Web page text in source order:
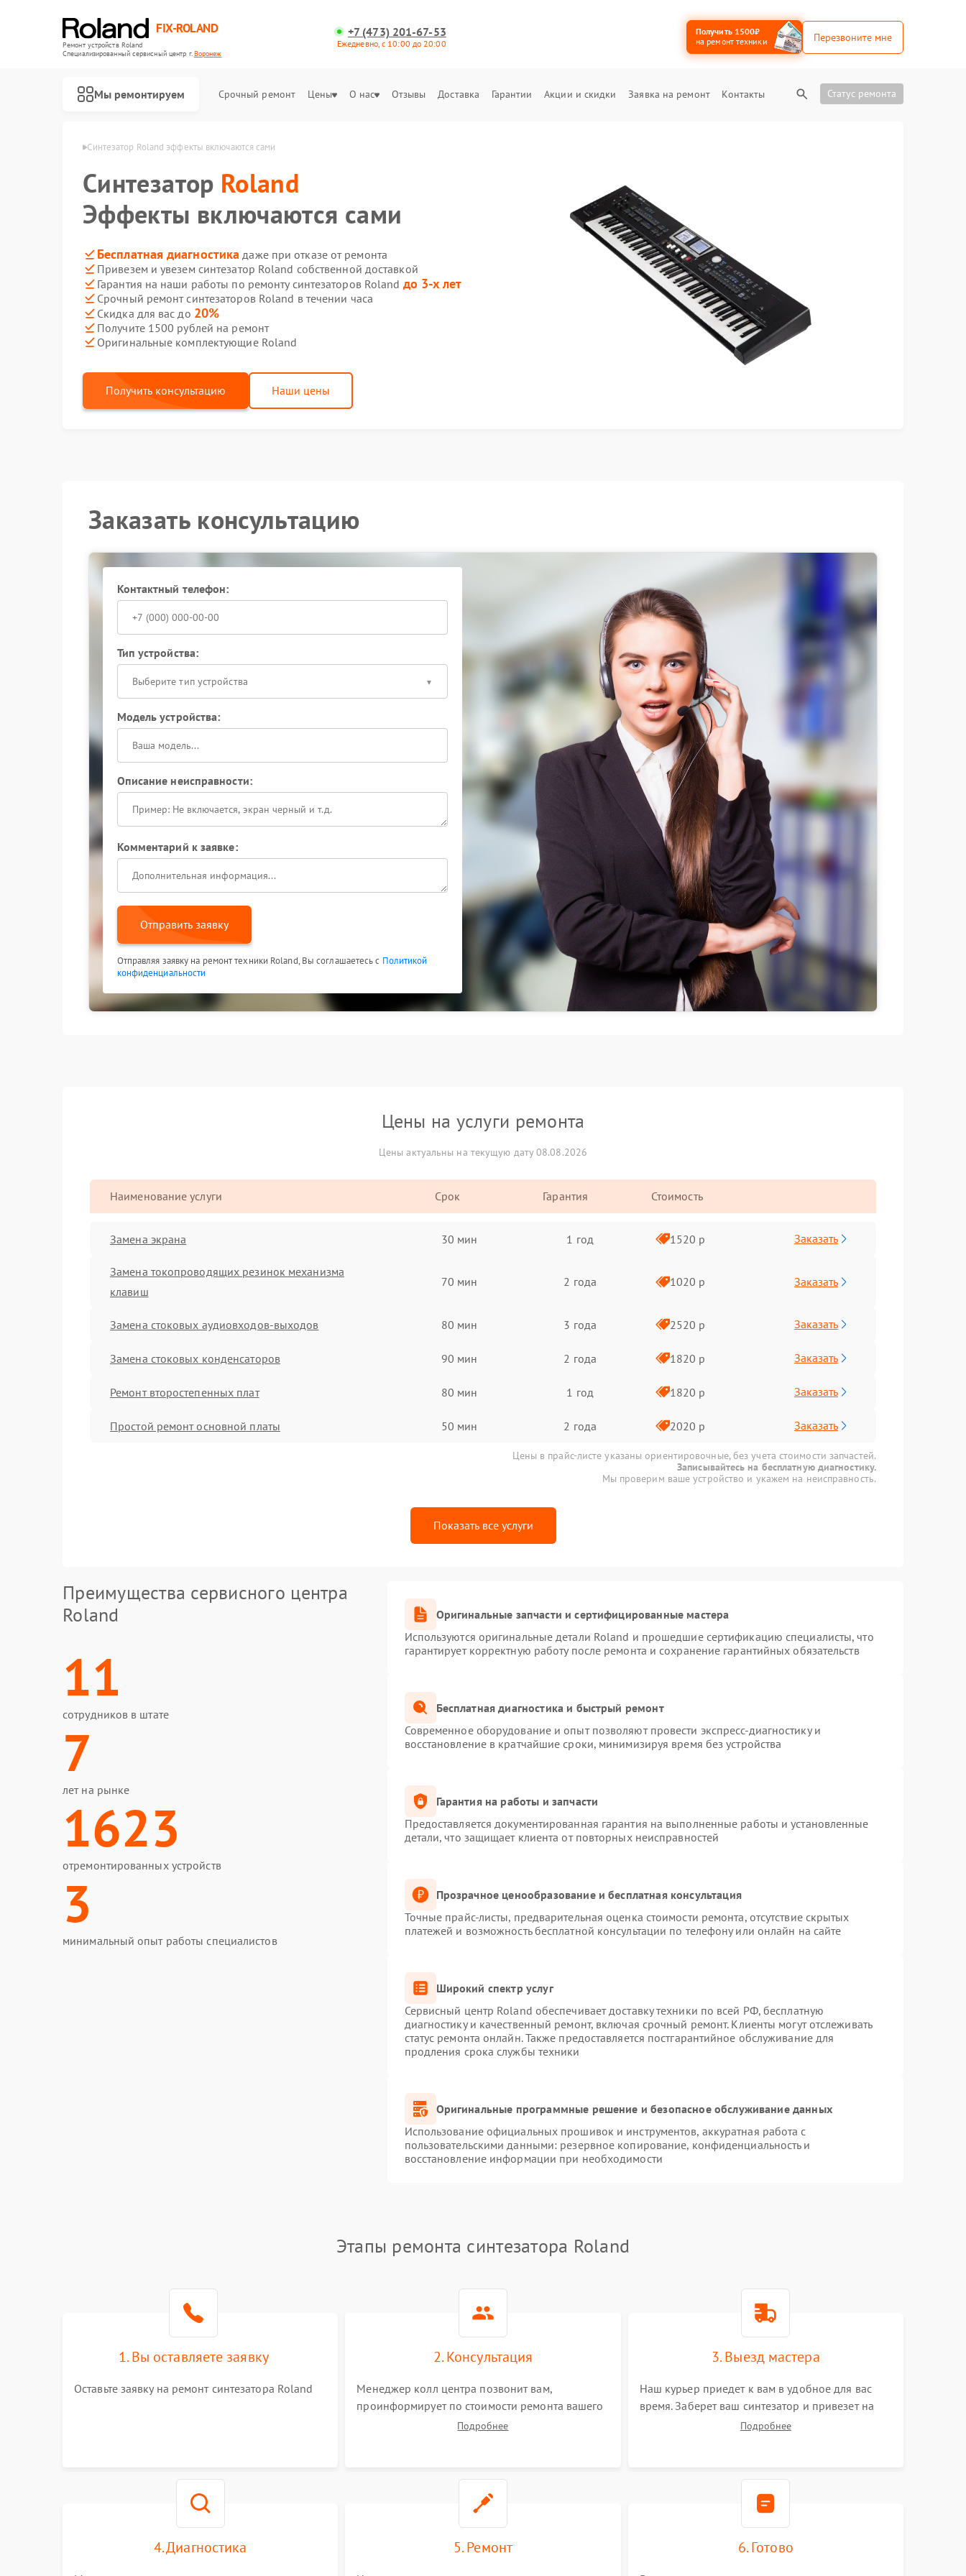
FIX-ROLAND
Ремонт устройств Roland
Специализированный cервисный центр г.Воронеж
+7 (473) 201-67-53
Ежедневно, с 10:00 до 20:00
Получить 1500₽
на ремонт техники
Перезвоните мне
Мы ремонтируем Срочный ремонт Цены О нас Отзывы Доставка Гарантии Акции и скидки Заявка на ремонт Контакты Статус ремонта
Roland в Воронеже Синтезатор Roland эффекты включаются сами
Синтезатор Roland
Эффекты включаются сами
Бесплатная диагностика даже при отказе от ремонта
Привезем и увезем синтезатор Roland собственной доставкой
Гарантия на наши работы по ремонту синтезаторов Roland до 3-х лет
Срочный ремонт синтезаторов Roland в течении часа
Скидка для вас до 20%
Получите 1500 рублей на ремонт
Оригинальные комплектующие Roland
Получить консультацию Наши цены
Заказать консультацию
Контактный телефон:
Тип устройства:
Выберите тип устройства
Модель устройства:
Описание неисправности:
Комментарий к заявке:
Отправить заявку
Отправляя заявку на ремонт техники Roland, Вы соглашаетесь с Политикой
конфиденциальности
Цены на услуги ремонта
Цены актуальны на текущую дату 08.08.2026
Наименование услуги Срок Гарантия Стоимость
Замена экрана 30 мин 1 год 1520 р Заказать
Замена токопроводящих резинок механизма
клавиш
70 мин 2 года 1020 р Заказать
Замена стоковых аудиовходов-выходов 80 мин 3 года 2520 р Заказать
Замена стоковых конденсаторов 90 мин 2 года 1820 р Заказать
Ремонт второстепенных плат 80 мин 1 год 1820 р Заказать
Простой ремонт основной платы 50 мин 2 года 2020 р Заказать
Цены в прайс-листе указаны ориентировочные, без учета стоимости запчастей.
Записывайтесь на бесплатную диагностику.
Мы проверим ваше устройство и укажем на неисправность.
Показать все услуги
Преимущества сервисного центра
Roland
11
сотрудников в штате
7
лет на рынке
1623
отремонтированных устройств
3
минимальный опыт работы специалистов
Оригинальные запчасти и сертифицированные мастера
Используются оригинальные детали Roland и прошедшие сертификацию специалисты, что
гарантирует корректную работу после ремонта и сохранение гарантийных обязательств
Бесплатная диагностика и быстрый ремонт
Современное оборудование и опыт позволяют провести экспресс-диагностику и
восстановление в кратчайшие сроки, минимизируя время без устройства
Гарантия на работы и запчасти
Предоставляется документированная гарантия на выполненные работы и установленные
детали, что защищает клиента от повторных неисправностей
Прозрачное ценообразование и бесплатная консультация
Точные прайс-листы, предварительная оценка стоимости ремонта, отсутствие скрытых
платежей и возможность бесплатной консультации по телефону или онлайн на сайте
Широкий спектр услуг
Сервисный центр Roland обеспечивает доставку техники по всей РФ, бесплатную
диагностику и качественный ремонт, включая срочный ремонт. Клиенты могут отслеживать
статус ремонта онлайн. Также предоставляется постгарантийное обслуживание для
продления срока службы техники
Оригинальные программные решение и безопасное обслуживание данных
Использование официальных прошивок и инструментов, аккуратная работа с
пользовательскими данными: резервное копирование, конфиденциальность и
восстановление информации при необходимости
Этапы ремонта синтезатора Roland
1. Вы оставляете заявку
Оставьте заявку на ремонт синтезатора Roland
2. Консультация
Менеджер колл центра позвонит вам,
проинформирует по стоимости ремонта вашего
синтезатора а также ответит на все ваши
Подробнее
3. Выезд мастера
Наш курьер приедет к вам в удобное для вас
время. Заберет ваш синтезатор и привезет на
склад для диагностики.Подробнее
4. Диагностика 5. Ремонт 6. Готово